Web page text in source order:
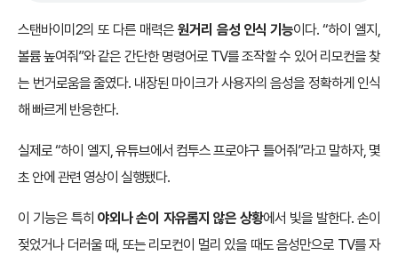
스탠바이미2의 또 다른 매력은원거리 음성 인식 기능이다. “하이 엘지,
볼륨 높여줘”와 같은 간단한 명령어로 TV를 조작할 수 있어 리모컨을 찾
는 번거로움을 줄였다. 내장된 마이크가 사용자의 음성을 정확하게 인식
해 빠르게 반응한다.
실제로 “하이 엘지, 유튜브에서 컴투스 프로야구 틀어줘”라고 말하자, 몇
초 안에 관련 영상이 실행됐다.
이 기능은 특히야외나 손이 자유롭지 않은 상황에서 빛을 발한다. 손이
젖었거나 더러울 때, 또는 리모컨이 멀리 있을 때도 음성만으로 TV를 자